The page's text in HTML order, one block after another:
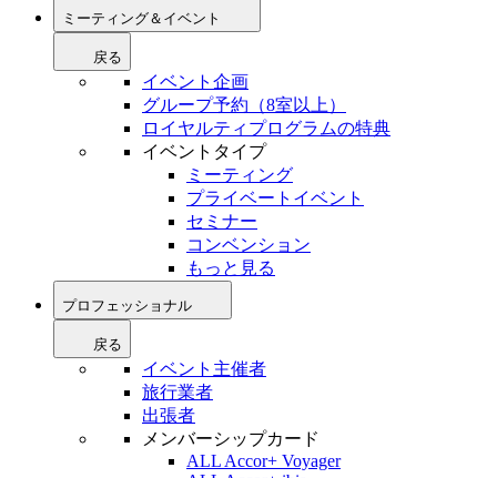
ミーティング＆イベント
戻る
イベント企画
グループ予約（8室以上）
ロイヤルティプログラムの特典
イベントタイプ
ミーティング
プライベートイベント
セミナー
コンベンション
もっと見る
プロフェッショナル
戻る
イベント主催者
旅行業者
出張者
メンバーシップカード
ALL Accor+ Voyager